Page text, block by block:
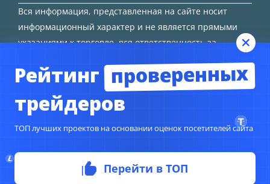
Вся информация, представленная на сайте носит
информационный характер и не является прямыми
указаниями к торговле, вся ответственность за
© Copyright 2024TORFOREX.COM
Рейтинг проверенных
трейдеров
ТОП лучших проектов на основании оценок посетителей сайта
Перейти в ТОП